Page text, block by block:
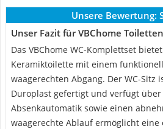
Unsere Bewertung:
Unser Fazit für VBChome
Das VBChome WC-Komplettset
Keramiktoilette mit einem
waagerechten Abgang. Der WC-Sitz
Duroplast gefertigt und verfügt
Absenkautomatik sowie einen
waagerechte Ablauf ermöglicht